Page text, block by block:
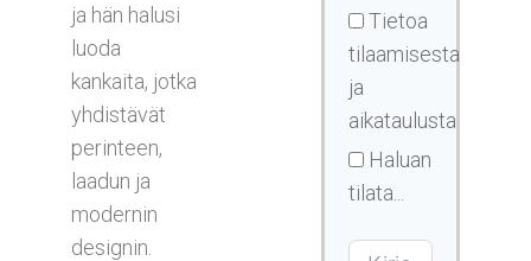
ja hän halusi
luoda
kankaita, jotka
yhdistävät
perinteen,
laadun ja
modernin
designin.
Tietoa
tilaamisesta
ja
aikataulusta
Haluan
tilata...